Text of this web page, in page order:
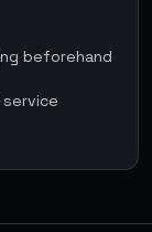
beforehand